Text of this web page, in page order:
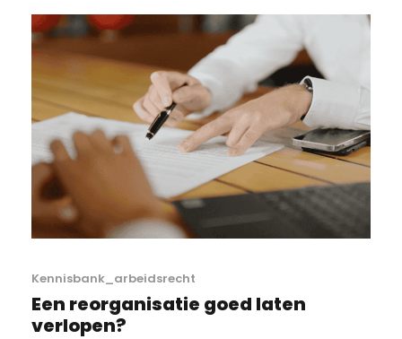
Kennisbank_arbeidsrecht
Een reorganisatie goed laten
verlopen?